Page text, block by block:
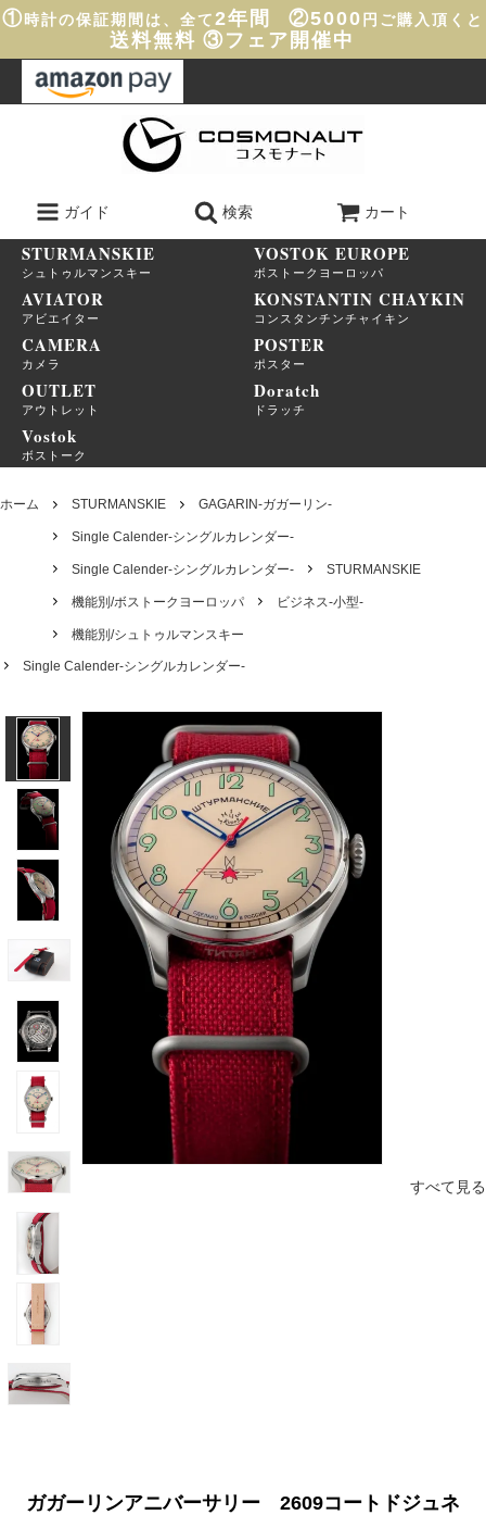
① 時計の保証期間は、全て2年間 ②5000 円ご購入頂くと
送料無料 ③フェア開催中
ガイド 検索 カート
STURMANSKIE
シュトゥルマンスキー
VOSTOK EUROPE
ボストークヨーロッパ
AVIATOR
アビエイター
KONSTANTIN CHAYKIN
コンスタンチンチャイキン
CAMERA
カメラ
POSTER
ポスター
OUTLET
アウトレット
Doratch
ドラッチ
Vostok
ボストーク
ホーム STURMANSKIE GAGARIN-ガガーリン-
Single Calender-シングルカレンダー-
Single Calender-シングルカレンダー- STURMANSKIE
機能別/ボストークヨーロッパ ビジネス-小型-
機能別/シュトゥルマンスキー
Single Calender-シングルカレンダー-
すべて見る
ガガーリンアニバーサリー 2609コートドジュネ